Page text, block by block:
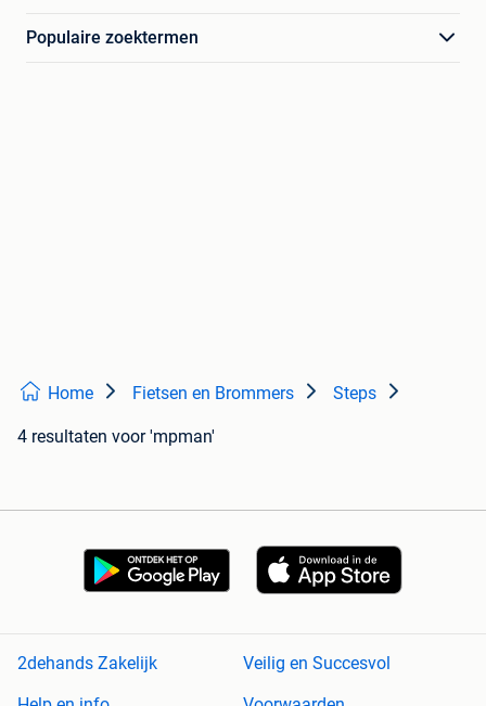
Populaire zoektermen
Home Fietsen en Brommers Steps
4 resultaten voor 'mpman'
2dehands Zakelijk
Veilig en Succesvol